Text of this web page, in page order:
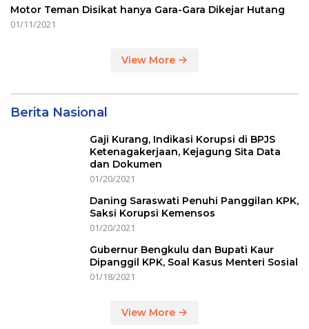
Motor Teman Disikat hanya Gara-Gara Dikejar Hutang
01/11/2021
View More
Berita Nasional
Gaji Kurang, Indikasi Korupsi di BPJS
Ketenagakerjaan, Kejagung Sita Data
dan Dokumen
01/20/2021
Daning Saraswati Penuhi Panggilan KPK,
Saksi Korupsi Kemensos
01/20/2021
Gubernur Bengkulu dan Bupati Kaur
Dipanggil KPK, Soal Kasus Menteri Sosial
01/18/2021
View More